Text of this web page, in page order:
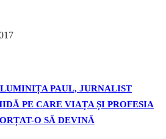
PAUL, JURNALIST
PE CARE VIAȚA ȘI PROFESIA
O SĂ DEVINĂ